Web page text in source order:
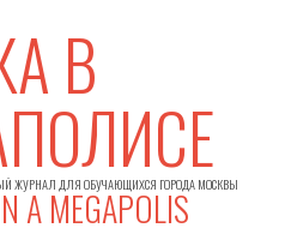
В
ЖУРНАЛ ДЛЯ ОБУЧАЮЩИХСЯ ГОРОДА МОСКВЫ
A MEGAPOLIS